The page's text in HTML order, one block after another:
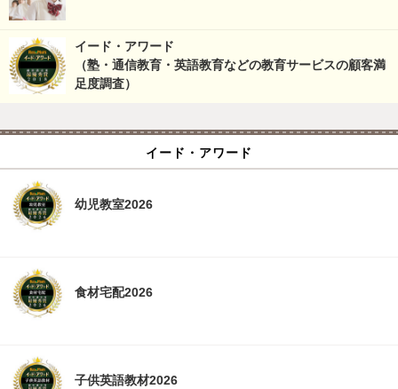
イード・アワード
（塾・通信教育・英語教育などの教育サービスの顧客満
足度調査）
イード・アワード
幼児教室2026
食材宅配2026
子供英語教材2026